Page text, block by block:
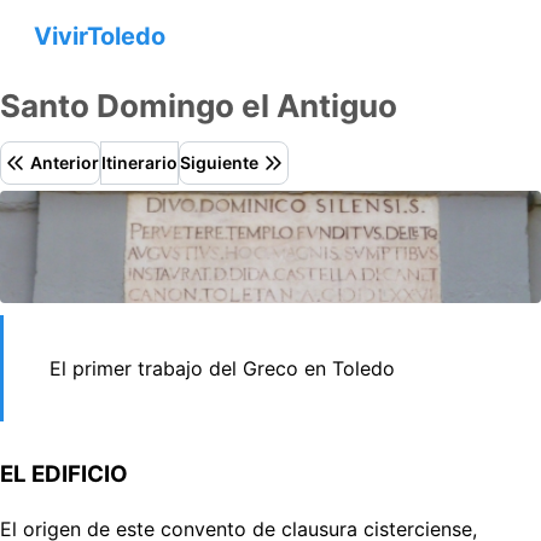
VivirToledo
Santo Domingo el Antiguo
AnteriorItinerarioSiguiente
El primer trabajo del Greco en Toledo
EL EDIFICIO
El origen de este convento de clausura cisterciense,